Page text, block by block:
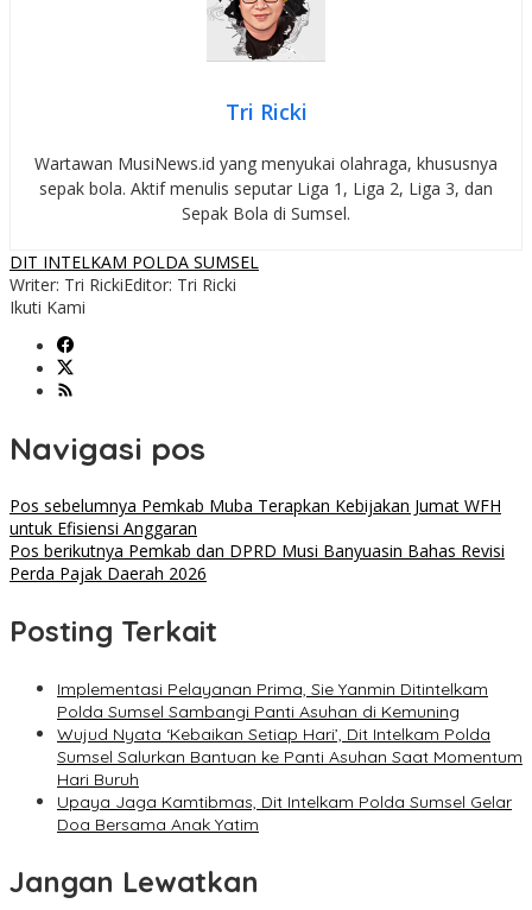
Tri Ricki
Wartawan MusiNews.id yang menyukai olahraga, khususnya
sepak bola. Aktif menulis seputar Liga 1, Liga 2, Liga 3, dan
Sepak Bola di Sumsel.
DIT INTELKAM POLDA SUMSEL
Writer: Tri RickiEditor: Tri Ricki
Ikuti Kami
Navigasi pos
Pos sebelumnya Pemkab Muba Terapkan Kebijakan Jumat WFH
untuk Efisiensi Anggaran
Pos berikutnya Pemkab dan DPRD Musi Banyuasin Bahas Revisi
Perda Pajak Daerah 2026
Posting Terkait
Implementasi Pelayanan Prima, Sie Yanmin Ditintelkam
Polda Sumsel Sambangi Panti Asuhan di Kemuning
Wujud Nyata ‘Kebaikan Setiap Hari’, Dit Intelkam Polda
Sumsel Salurkan Bantuan ke Panti Asuhan Saat Momentum
Hari Buruh
Upaya Jaga Kamtibmas, Dit Intelkam Polda Sumsel Gelar
Doa Bersama Anak Yatim
Jangan Lewatkan